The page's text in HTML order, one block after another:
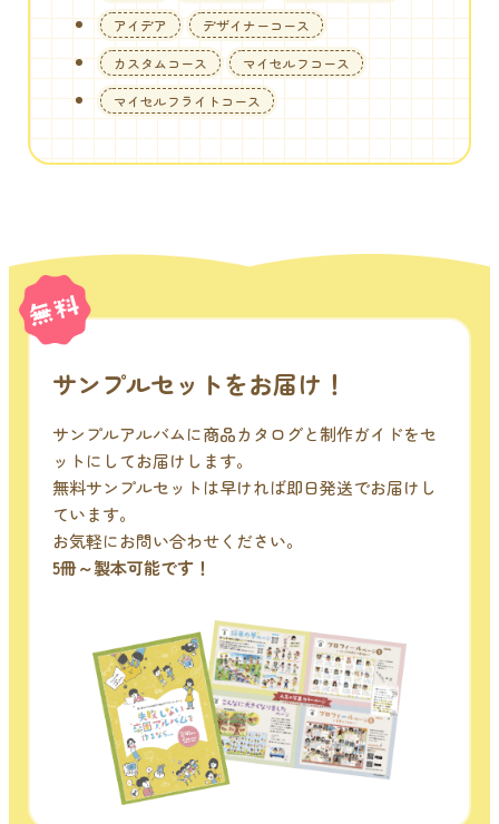
アイデア
デザイナーコース
カスタムコース
マイセルフコース
マイセルフライトコース
サンプルセットをお届け！
サンプルアルバムに商品カタログと制作ガイドをセ
ットにしてお届けします。
無料サンプルセットは早ければ即日発送でお届けし
ています。
お気軽にお問い合わせください。
5冊～製本可能です！